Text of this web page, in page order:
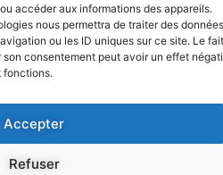
accéder aux informations des appareils.
nous permettra de traiter des données
ou les ID uniques sur ce site. Le fait
consentement peut avoir un effet
fonctions.
Accepter
Refuser
All Rights Reserved